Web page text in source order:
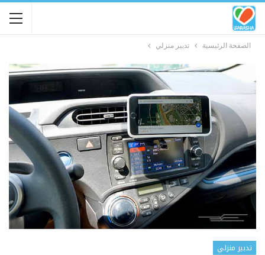
الصفحة الرئيسية تدبير منزلي
تدبير منزلي